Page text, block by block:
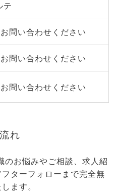
テ
問い合わせください
問い合わせください
問い合わせください
れ
のお悩みやご相談、求人紹
ターフォローまで完全無
ます。